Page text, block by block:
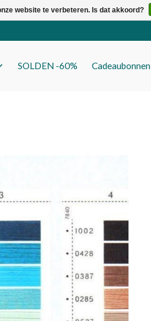
SOLDEN -60% Cadeaubonnen
website te verbeteren. Is dat akkoord?